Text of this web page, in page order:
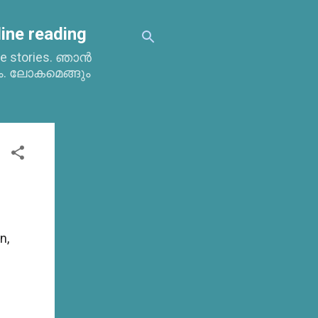
reading
stories. ഞാൻ
ലോകമെങ്ങും